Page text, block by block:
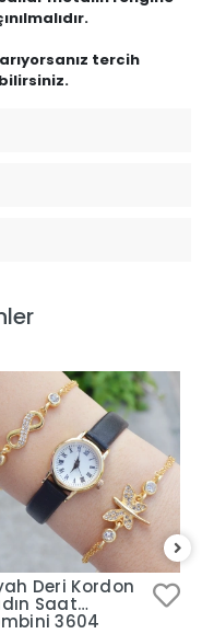
tercih
Deri Kordon
Saat
3604